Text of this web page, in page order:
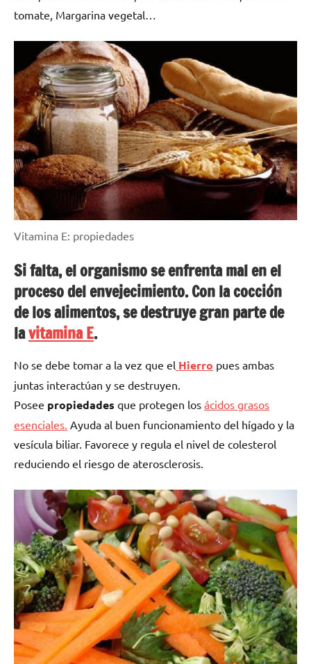
tomate, Margarina vegetal…
Vitamina E: propiedades
Si falta, el organismo se enfrenta mal en el
proceso del envejecimiento. Con la cocción
de los alimentos, se destruye gran parte de
lavitamina E.
No se debe tomar a la vez que el Hierro pues ambas
juntas interactúan y se destruyen.
Posee propiedades que protegen los ácidos grasos
esenciales. Ayuda al buen funcionamiento del hígado y la
vesícula biliar. Favorece y regula el nivel de colesterol
reduciendo el riesgo de aterosclerosis.